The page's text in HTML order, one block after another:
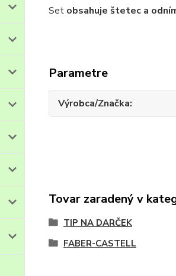
Set obsahuje štetec a
Parametre
Výrobca/Značka
Tovar zaradený v
TIP NA DARČEK
FABER-CASTELL